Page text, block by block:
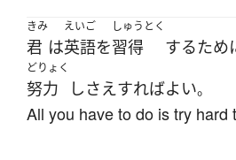
きみ
君 は
えいご
英語を
しゅうとく
習得 するため
どりょく
努力 しさえすればよい。
All you have to do is try hard